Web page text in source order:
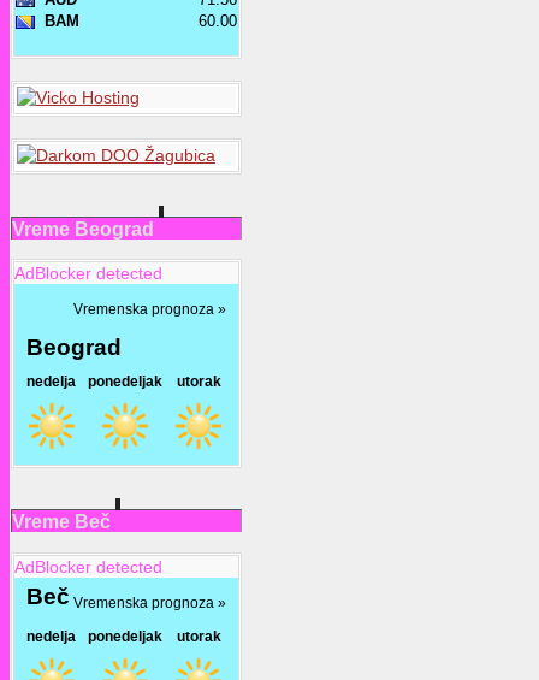
Vreme Beograd
AdBlocker detected
Vreme Beč
AdBlocker detected